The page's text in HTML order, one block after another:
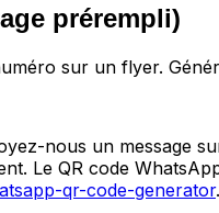
prérempli)
sur un flyer.
nous un message
Le QR code
qr-code-generator.